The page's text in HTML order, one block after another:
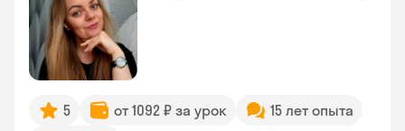
5 от 1092 ₽ за урок
15 лет опыта